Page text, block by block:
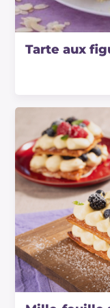
Tarte aux